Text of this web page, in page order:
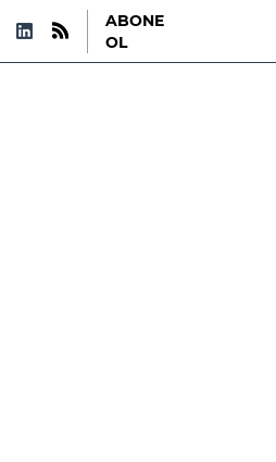
ABONE
OL